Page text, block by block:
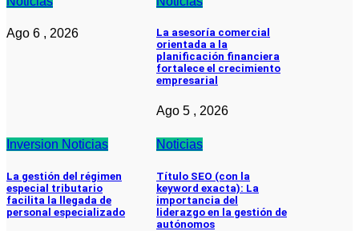
Ago 6 , 2026
La asesoría comercial
orientada a la
planificación financiera
fortalece el crecimiento
empresarial
Ago 5 , 2026
Inversion Noticias
La gestión del régimen
especial tributario
facilita la llegada de
personal especializado
Noticias
Título SEO (con la
keyword exacta): La
importancia del
liderazgo en la gestión de
autónomos